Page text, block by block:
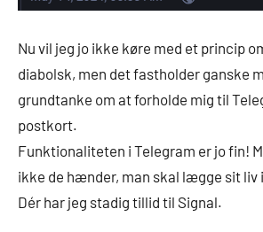
Nu vil jeg jo ikke køre med et princip
diabolsk, men det fastholder ganske
grundtanke om at forholde mig til
postkort.
Funktionaliteten i Telegram er jo fin!
ikke de hænder, man skal lægge sit liv
Dér har jeg stadig tillid til Signal.